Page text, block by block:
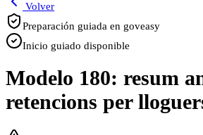
Volver
Preparación guiada en goveasy
Inicio guiado disponible
Modelo 180: resum
retencions per